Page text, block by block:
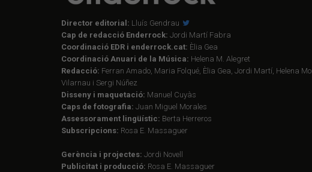
Director editorial: Lluís Gendrau
Cap de redacció Enderrock: Jordi Martí Fabra
Coordinació EDR i enderrock.cat: Èlia Gea
Coordinació Anuari de la Música: Helena M. Alegret
Redacció: Ferran Amado, Maria Folqué, Èlia Gea, Jordi Martí, Helena
Vilarnau i Sergi Núñez
Disseny i maquetació: Manuel Cuyàs
Caps de fotografia: Juan Miguel Morales
Assessorament lingüístic: Berta Herreros
Subscripcions: Rosa E. Massaguer
Gerència i projectes: Jordi Novell
Publicitat i producció: Rosa E. Massaguer